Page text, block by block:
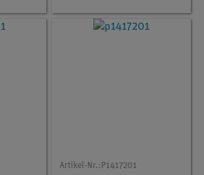
Artikel-Nr.: P1417201